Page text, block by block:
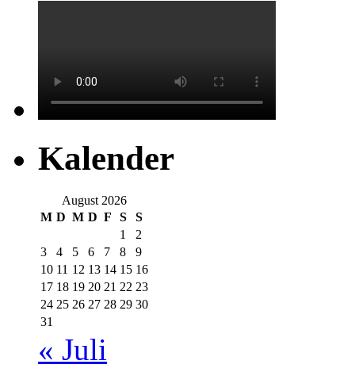
Kalender
August 2026
M D M D F S
S
1
2
3
4 5 6 7 8
9
10 11 12 13 14 15 16
17 18 19 20 21 22 23
24 25 26 27 28 29 30
31
« Juli